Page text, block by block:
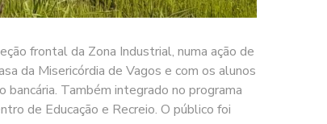
frontal da Zona Industrial, numa ação de
da Misericórdia de Vagos e com os alunos
Também integrado no programa
de Educação e Recreio. O público foi